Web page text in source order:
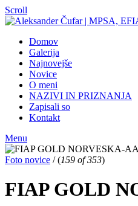
Scroll
Domov
Galerija
Najnovejše
Novice
O meni
NAZIVI IN PRIZNANJA
Zapisali so
Kontakt
Menu
Foto novice /(159 of 353)
FIAP GOLD